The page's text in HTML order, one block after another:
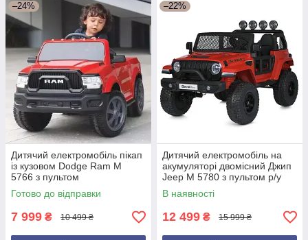
–24%
Дитячий електромобіль пікап
із кузовом Dodge Ram M
5766 з пультом
радіокерування для дітей 3-8
років Червоний
Готово до відправки
7 999 ₴ 10 499 ₴
–22%
Дитячий електромобіль на
акумуляторі двомісний Джип
Jeep M 5780 з пультом р/у
для дітей 3-8 років Червоний
В наявності
12 499 ₴ 15 999 ₴